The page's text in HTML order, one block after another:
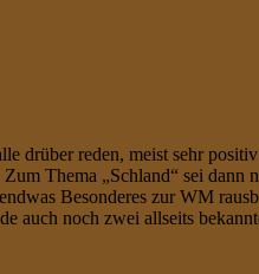
drüber reden, meist sehr
Thema „Schland“ sei dann
Besonderes zur WM
auch noch zwei allseits